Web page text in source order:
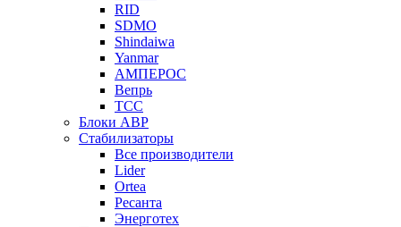
RID
SDMO
Shindaiwa
Yanmar
АМПЕРОС
Вепрь
ТСС
Блоки АВР
Стабилизаторы
Все производители
Lider
Ortea
Ресанта
Энерготех